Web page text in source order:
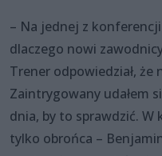
– Na jednej z
dlaczego nowi
Trener odpowiedział, że
Zaintrygowany udałem
dnia, by to sprawdzić. W
tylko obrońca –